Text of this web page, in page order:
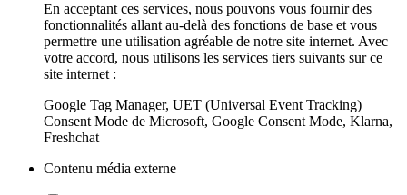
En acceptant ces services, nous pouvons vous fournir des
fonctionnalités allant au-delà des fonctions de base et vous
permettre une utilisation agréable de notre site internet. Avec
votre accord, nous utilisons les services tiers suivants sur ce
site internet :
Google Tag Manager, UET (Universal Event Tracking)
Consent Mode de Microsoft, Google Consent Mode, Klarna,
Freshchat
Contenu média externe